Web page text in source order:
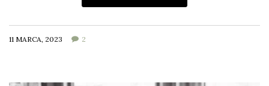
11 MARCA, 2023 2